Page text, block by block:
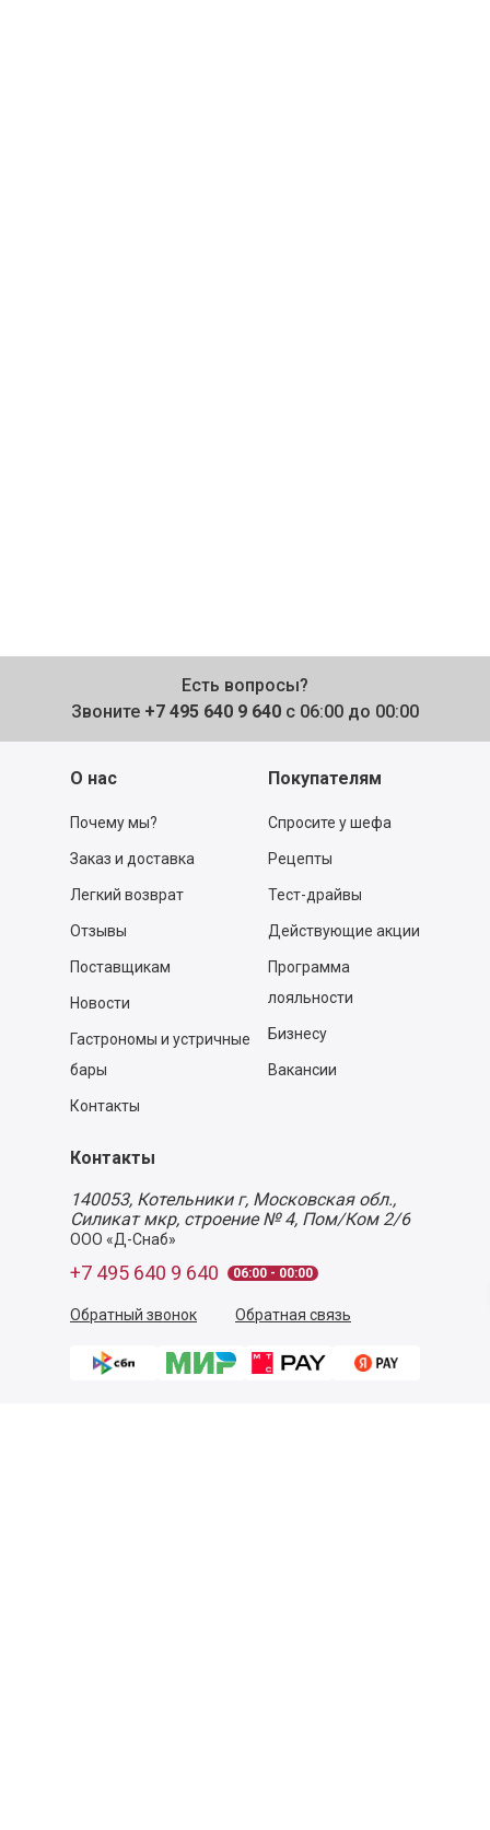
Есть вопросы?
Звоните +7 495 640 9 640 с 06:00 до 00:00
О нас
Почему мы?
Заказ и доставка
Легкий возврат
Отзывы
Поставщикам
Новости
Гастрономы и устричные
бары
Контакты
Покупателям
Спросите у шефа
Рецепты
Тест-драйвы
Действующие акции
Программа
лояльности
Бизнесу
Вакансии
Контакты
140053, Котельники г, Московская обл.,
Силикат мкр, строение № 4, Пом/Ком 2/6
ООО «Д-Снаб»
+7 495 640 9 640 06:00 - 00:00
Обратный звонок Обратная связь